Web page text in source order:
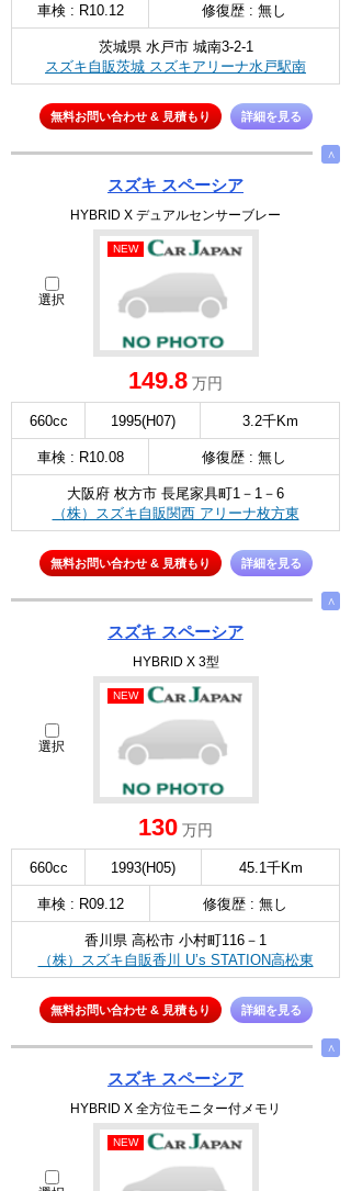
車検 : R10.12 修復歴 : 無し
茨城県 水戸市 城南3-2-1
スズキ自販茨城 スズキアリーナ水戸駅南
無料お問い合わせ & 見積もり 詳細を見る
∧
スズキ スペーシア
HYBRID X デュアルセンサーブレー
選択
NEW
149.8 万円
660cc 1995(H07) 3.2千Km
車検 : R10.08 修復歴 : 無し
大阪府 枚方市 長尾家具町1－1－6
（株）スズキ自販関西 アリーナ枚方東
無料お問い合わせ & 見積もり 詳細を見る
∧
スズキ スペーシア
HYBRID X 3型
選択
NEW
130 万円
660cc 1993(H05) 45.1千Km
車検 : R09.12 修復歴 : 無し
香川県 高松市 小村町116－1
（株）スズキ自販香川 U’s STATION高松東
無料お問い合わせ & 見積もり 詳細を見る
∧
スズキ スペーシア
HYBRID X 全方位モニター付メモリ
NEW